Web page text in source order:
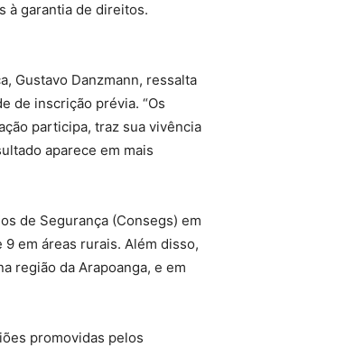
à garantia de direitos.
Gustavo Danzmann, ressalta
de inscrição prévia. “Os
participa, traz sua vivência
aparece em mais
de Segurança (Consegs) em
em áreas rurais. Além disso,
região da Arapoanga, e em
promovidas pelos